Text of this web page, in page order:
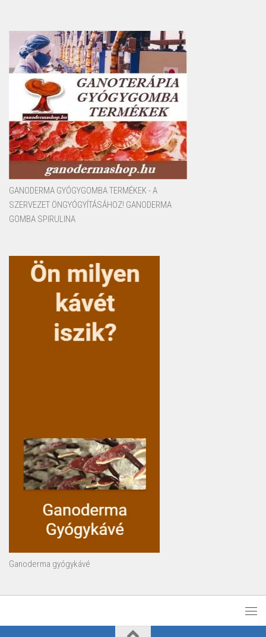
GANODERMA GYÓGYGOMBA TERMÉKEK - A
SZERVEZET ÖNGYÓGYÍTÁSÁHOZ! GANODERMA
GOMBA SPIRULINA
Ganoderma gyógykávé